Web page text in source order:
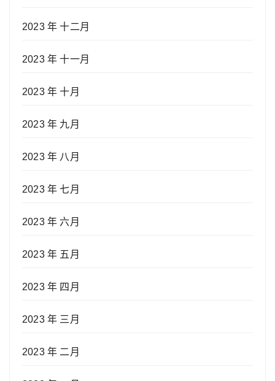
2023 年 十二月
2023 年 十一月
2023 年 十月
2023 年 九月
2023 年 八月
2023 年 七月
2023 年 六月
2023 年 五月
2023 年 四月
2023 年 三月
2023 年 二月